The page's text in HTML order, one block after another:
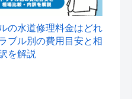
の水道修理料金はどれ
ブル別の費用目安と相
を解説